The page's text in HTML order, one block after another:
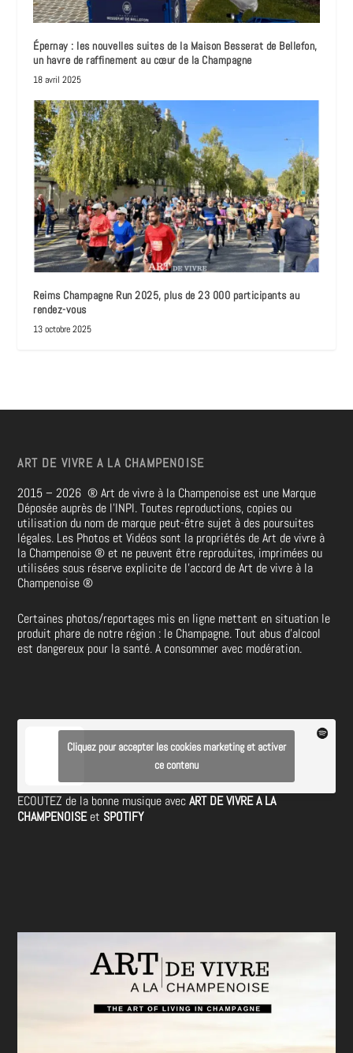
Épernay : les nouvelles suites de la Maison Besserat de Bellefon,
un havre de raffinement au cœur de la Champagne
18 avril 2025
Reims Champagne Run 2025, plus de 23 000 participants au
rendez-vous
13 octobre 2025
ART DE VIVRE A LA CHAMPENOISE
2015 – 2026®Art de vivre à la Champenoise est une Marque
Déposée auprès de l’INPI. Toutes reproductions, copies ou
utilisation du nom de marque peut-être sujet à des poursuites
légales. Les Photos et Vidéos sont la propriétés de Art de vivre à
la Champenoise® et ne peuvent être reproduites, imprimées ou
utilisées sous réserve explicite de l’accord de Art de vivre à la
Champenoise®
Certaines photos/reportages mis en ligne mettent en situation le
produit phare de notre région : le Champagne. Tout abus d’alcool
est dangereux pour la santé. A consommer avec modération.
Cliquez pour accepter les cookies marketing et activer
ce contenu
ECOUTEZ de la bonne musique avecART DE VIVRE A LA
CHAMPENOISEet SPOTIFY